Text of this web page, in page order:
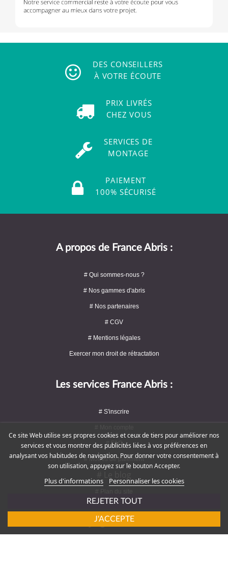
DES CONSEILLERS
À VOTRE ÉCOUTE
PRIX LIVRÉS
CHEZ VOUS
SERVICES DE
MONTAGE
PAIEMENT
100% SÉCURISÉ
A propos de France Abris :
# Qui sommes-nous ?
# Nos gammes d'abris
# Nos partenaires
# CGV
# Mentions légales
Exercer mon droit de rétractation
Les services France Abris :
# S'inscrire
# FAQ
# Modes de paiement
Rejoignez-nous !
Ce site Web utilise ses propres cookies et ceux de tiers pour améliorer nos
services et vous montrer des publicités liées à vos préférences en
analysant vos habitudes de navigation. Pour donner votre consentement à
son utilisation, appuyez sur le bouton Accepter.
Plus d'informations Personnaliser les cookies
REJETER TOUT
J'ACCEPTE